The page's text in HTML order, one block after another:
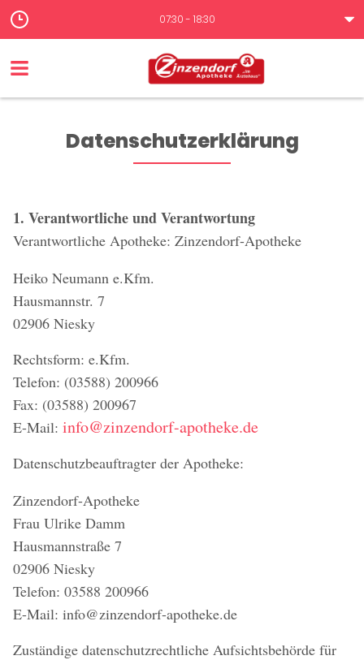
07:30 - 18:30
Datenschutzerklärung
1. Verantwortliche und Verantwortung
Verantwortliche Apotheke: Zinzendorf-Apotheke
Heiko Neumann e.Kfm.
Hausmannstr. 7
02906 Niesky
Rechtsform: e.Kfm.
Telefon: (03588) 200966
Fax: (03588) 200967
E-Mail: info@zinzendorf-apotheke.de
Datenschutzbeauftragter der Apotheke:
Zinzendorf-Apotheke
Frau Ulrike Damm
Hausmannstraße 7
02906 Niesky
Telefon: 03588 200966
E-Mail: info@zinzendorf-apotheke.de
Zuständige datenschutzrechtliche Aufsichtsbehörde für